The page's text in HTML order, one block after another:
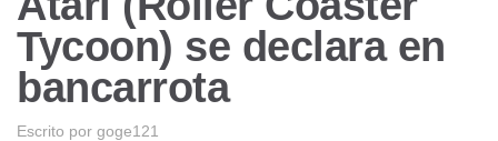
Tycoon) se declara en
bancarrota
Escrito por goge121